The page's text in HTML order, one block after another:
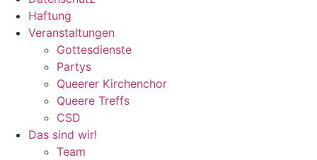
Haftung
Veranstaltungen
Gottesdienste
Partys
Queerer Kirchenchor
Queere Treffs
CSD
Das sind wir!
Team